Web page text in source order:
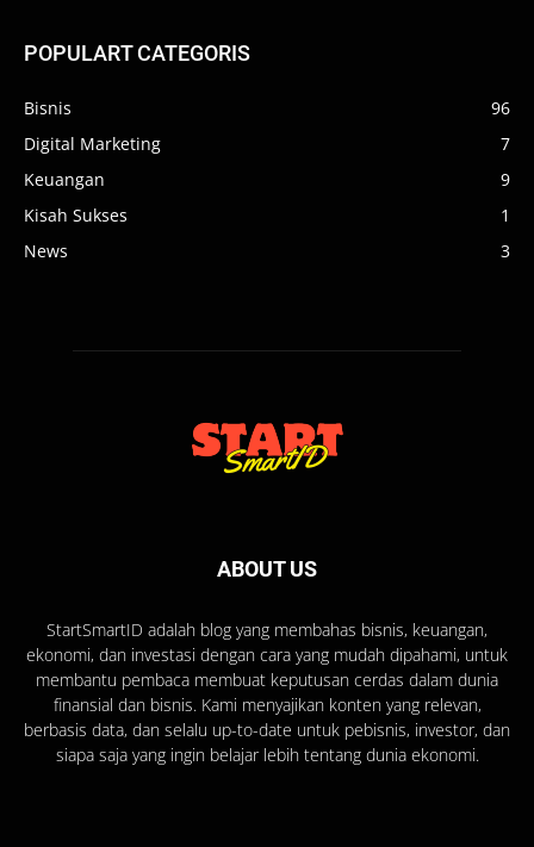
POPULART CATEGORIS
Bisnis
96
Digital Marketing
7
Keuangan
9
Kisah Sukses
1
News
3
ABOUT US
StartSmartID adalah blog yang membahas bisnis, keuangan,
ekonomi, dan investasi dengan cara yang mudah dipahami, untuk
membantu pembaca membuat keputusan cerdas dalam dunia
finansial dan bisnis. Kami menyajikan konten yang relevan,
berbasis data, dan selalu up-to-date untuk pebisnis, investor, dan
siapa saja yang ingin belajar lebih tentang dunia ekonomi.